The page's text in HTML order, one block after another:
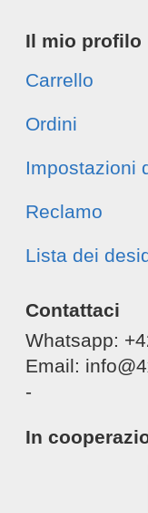
Il mio profilo
Carrello
Ordini
Impostazioni
Reclamo
Lista dei
Contattaci
Whatsapp:
Email:
-
In